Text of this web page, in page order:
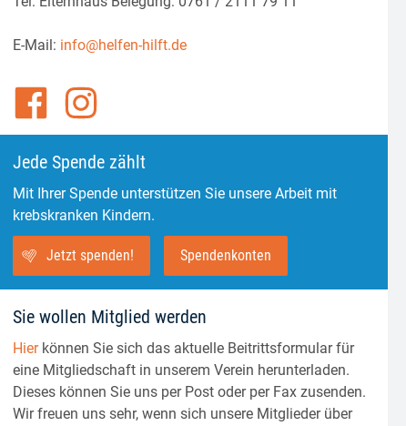
E-Mail: info@helfen-hilft.de
Jede Spende zählt
Mit Ihrer Spende unterstützen Sie unsere Arbeit mit
krebskranken Kindern.
Jetzt spenden! Spendenkonten
Sie wollen Mitglied werden
Hierkönnen Sie sich das aktuelle Beitrittsformular für
eine Mitgliedschaft in unserem Verein herunterladen.
Dieses können Sie uns per Post oder per Fax zusenden.
Wir freuen uns sehr, wenn sich unsere Mitglieder über